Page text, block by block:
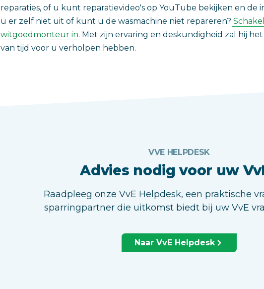
reparaties, of u kunt reparatievideo's op YouTube bekijken en de
u er zelf niet uit of kunt u de wasmachine niet repareren?
witgoedmonteur in. Met zijn ervaring en deskundigheid zal hij
van tijd voor u verholpen hebben.
VVE HELPDESK
Advies nodig voor uw
Raadpleeg onze VvE Helpdesk, een praktische
sparringpartner die uitkomst biedt bij uw VvE
Naar VvE Helpdesk